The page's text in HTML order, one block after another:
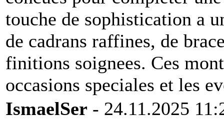
touche de sophistication a
de cadrans raffines, de
finitions soignees. Ces
occasions speciales et les
IsmaelSer - 24.11.2025